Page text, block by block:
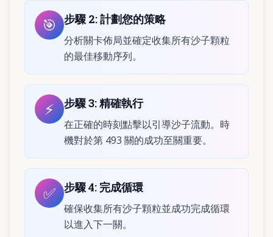
🎯 步驟 2:計劃您的策略
分析關卡佈局並確定收集所有沙子顆粒
的最佳移動序列。
⚡ 步驟3:精確執行
在正確的時刻點擊以引導沙子流動。時
機對於第 493 關的成功至關重要。
✅ 步驟4: 完成循環
確保收集所有沙子顆粒並成功完成循環
以進入下一關。